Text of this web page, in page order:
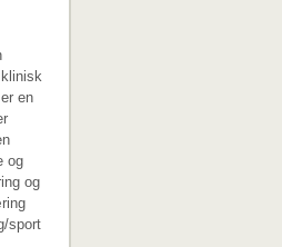
en
og
og
sport